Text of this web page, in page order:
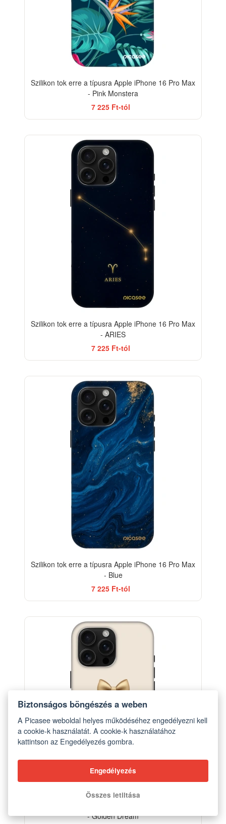
Szilikon tok erre a típusra Apple iPhone 16 Pro Max
- Pink Monstera
7 225 Ft-tól
Szilikon tok erre a típusra Apple iPhone 16 Pro Max
- ARIES
7 225 Ft-tól
Szilikon tok erre a típusra Apple iPhone 16 Pro Max
- Blue
7 225 Ft-tól
- Golden Dream
Biztonságos böngészés a weben
A Picasee weboldal helyes működéséhez engedélyezni kell
a cookie-k használatát. A cookie-k használatához
kattintson az Engedélyezés gombra.
Engedélyezés
Összes letiltása